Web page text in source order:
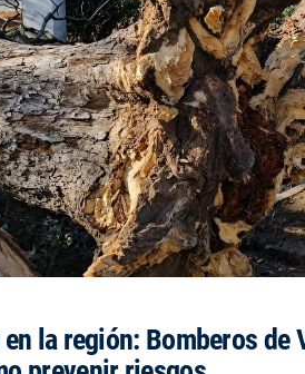
la región: Bomberos de